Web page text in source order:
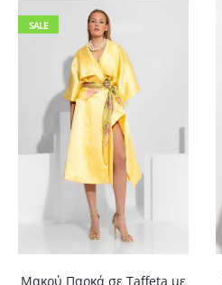
SALE
Μακρύ Παρκά σε Taffeta με